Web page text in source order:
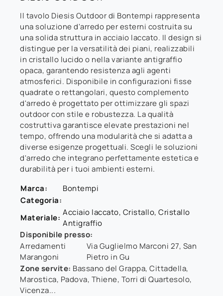
Il tavolo Diesis Outdoor di Bontempi rappresenta
una soluzione d'arredo per esterni costruita su
una solida struttura in acciaio laccato. Il design si
distingue per la versatilità dei piani, realizzabili
in cristallo lucido o nella variante antigraffio
opaca, garantendo resistenza agli agenti
atmosferici. Disponibile in configurazioni fisse
quadrate o rettangolari, questo complemento
d'arredo è progettato per ottimizzare gli spazi
outdoor con stile e robustezza. La qualità
costruttiva garantisce elevate prestazioni nel
tempo, offrendo una modularità che si adatta a
diverse esigenze progettuali. Scegli le soluzioni
d'arredo che integrano perfettamente estetica e
durabilità per i tuoi ambienti esterni.
Marca:
Bontempi
Categoria:
Materiale:
Acciaio laccato, Cristallo, Cristallo
Antigraffio
Disponibile presso:
Arredamenti
Marangoni
Via Guglielmo Marconi 27, San
Pietro in Gu
Zone servite: Bassano del Grappa, Cittadella,
Marostica, Padova, Thiene, Torri di Quartesolo,
Vicenza...